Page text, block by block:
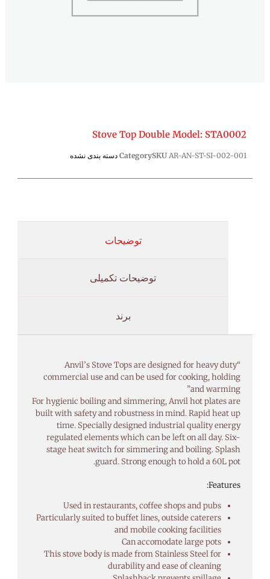
Stove Top Double Model: STA0002
SKU AR-AN-ST-SI-002-001
Category دسته بندی نشده
توضیحات
توضیحات تکمیلی
برند
“Anvil’s Stove Tops are designed for heavy duty
commercial use and can be used for cooking, holding
and warming”
For hygienic boiling and simmering, Anvil hot plates are
built with safety and robustness in mind. Rapid heat up
time. Specially designed industrial quality energy
regulated elements which can be left on all day. Six-
stage heat switch for simmering and boiling. Splash
guard. Strong enough to hold a 60L pot.
Features:
Used in restaurants, coffee shops and pubs
Particularly suited to buffet lines, outside caterers
and mobile cooking facilities
Can accomodate large pots
This stove body is made from Stainless Steel for
durability and ease of cleaning